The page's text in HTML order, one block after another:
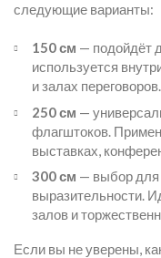
следующие варианты:
150 см — подойдёт
используется
и залах переговоров.
250 см —
флагштоков.
выставках,
300 см — выбор для
выразительности.
залов и
Если вы не уверены,